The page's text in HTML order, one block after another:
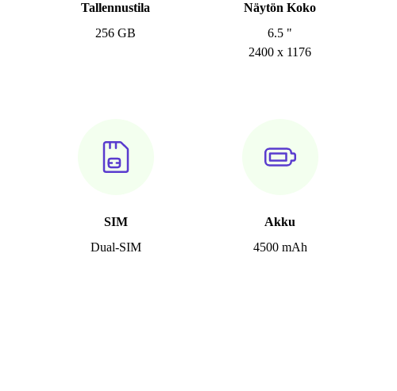
Tallennustila
256 GB
Näytön Koko
6.5 "
2400 x 1176
SIM
Dual-SIM
Akku
4500 mAh